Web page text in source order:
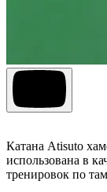
Катана Atisuto
использована в
тренировок по